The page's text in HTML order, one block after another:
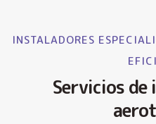
INSTALADORES
Servicios